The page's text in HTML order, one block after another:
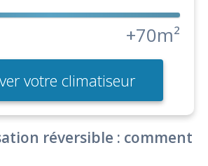
+70m²
votre climatiseur
réversible : comment